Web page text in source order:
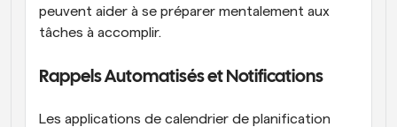
peuvent aider à se préparer mentalement aux
tâches à accomplir.
Rappels Automatisés et Notifications
Les applications de calendrier de planification